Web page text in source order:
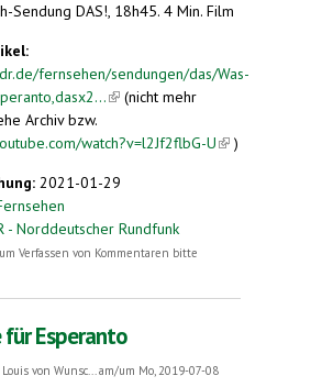
Sendung DAS!, 18h45. 4 Min. Film
fernsehen/sendungen/das/Was-
(link is external)
(nicht mehr
Archiv bzw.
watch?v=l2Jf2flbG-U(link is
)
2021-01-29
- Norddeutscher Rundfunk
Was wurde aus Esperanto?
Verfassen von Kommentaren bitte
für Esperanto
Louis von Wunsc...am/um Mo, 2019-07-08